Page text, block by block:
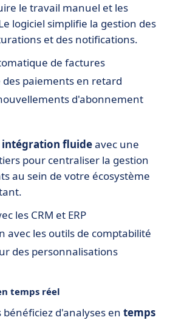
le travail manuel et les
logiciel simplifie la gestion des
et des notifications.
de factures
des paiements en retard
d'abonnement
intégration fluideavec une
pour centraliser la gestion
au sein de votre écosystème
les CRM et ERP
avec les outils de comptabilité
des personnalisations
temps réel
d'analyses en temps